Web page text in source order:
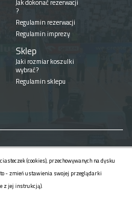
Jak dokonać rezerwacji
?
Regulamin rezerwacji
Regulamin imprezy
Sklep
Jaki rozmiar koszulki
wybrać?
Regulamin sklepu
(cookies), przechowywanych na dysku
- zmień ustawienia swojej przeglądarki
z jej instrukcją).